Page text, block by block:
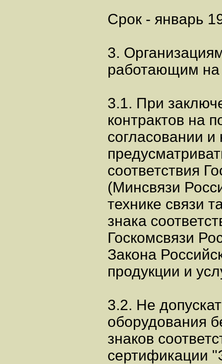
Срок - январь
3.
работающим
3.1. При
контрактов на
согласовании и
соответствия
(Минсвязи
технике связи
знака
Госкомсвязи
Закона
продукции и
3.2. Не
оборудования
знаков
сертификации